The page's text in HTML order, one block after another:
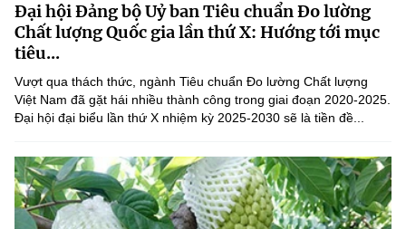
Đại hội Đảng bộ Uỷ ban Tiêu chuẩn Đo lường
Chất lượng Quốc gia lần thứ X: Hướng tới mục
tiêu...
Vượt qua thách thức, ngành Tiêu chuẩn Đo lường Chất lượng
Việt Nam đã gặt hái nhiều thành công trong giai đoạn 2020-2025.
Đại hội đại biểu lần thứ X nhiệm kỳ 2025-2030 sẽ là tiền đề...